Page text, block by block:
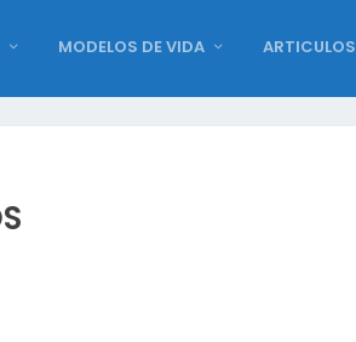
MODELOS DE VIDA ARTICULOS